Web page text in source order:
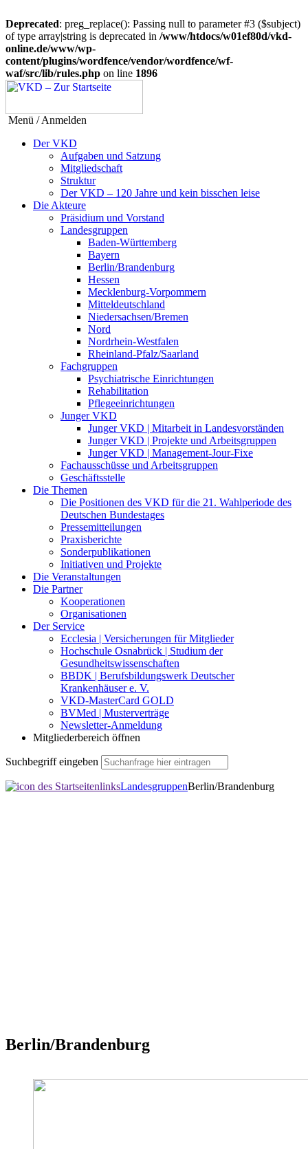
Deprecated: preg_replace(): Passing null to parameter #3 ($subject)
of type array|string is deprecated in /www/htdocs/w01ef80d/vkd-
online.de/www/wp-
content/plugins/wordfence/vendor/wordfence/wf-
waf/src/lib/rules.php on line 1896
Menü / Anmelden
Der VKD
Aufgaben und Satzung
Mitgliedschaft
Struktur
Der VKD – 120 Jahre und kein bisschen leise
Die Akteure
Präsidium und Vorstand
Landesgruppen
Baden-Württemberg
Bayern
Berlin/Brandenburg
Hessen
Mecklenburg-Vorpommern
Mitteldeutschland
Niedersachsen/Bremen
Nord
Nordrhein-Westfalen
Rheinland-Pfalz/Saarland
Fachgruppen
Psychiatrische Einrichtungen
Rehabilitation
Pflegeeinrichtungen
Junger VKD
Junger VKD | Mitarbeit in Landesvorständen
Junger VKD | Projekte und Arbeitsgruppen
Junger VKD | Management-Jour-Fixe
Fachausschüsse und Arbeitsgruppen
Geschäftsstelle
Die Themen
Die Positionen des VKD für die 21. Wahlperiode des
Deutschen Bundestages
Pressemitteilungen
Praxisberichte
Sonderpublikationen
Initiativen und Projekte
Die Veranstaltungen
Die Partner
Kooperationen
Organisationen
Der Service
Ecclesia | Versicherungen für Mitglieder
Hochschule Osnabrück | Studium der
Gesundheitswissenschaften
BBDK | Berufsbildungswerk Deutscher
Krankenhäuser e. V.
VKD-MasterCard GOLD
BVMed | Musterverträge
Newsletter-Anmeldung
Mitgliederbereich öffnen
Suchbegriff eingeben
LandesgruppenBerlin/Brandenburg
Berlin/Brandenburg